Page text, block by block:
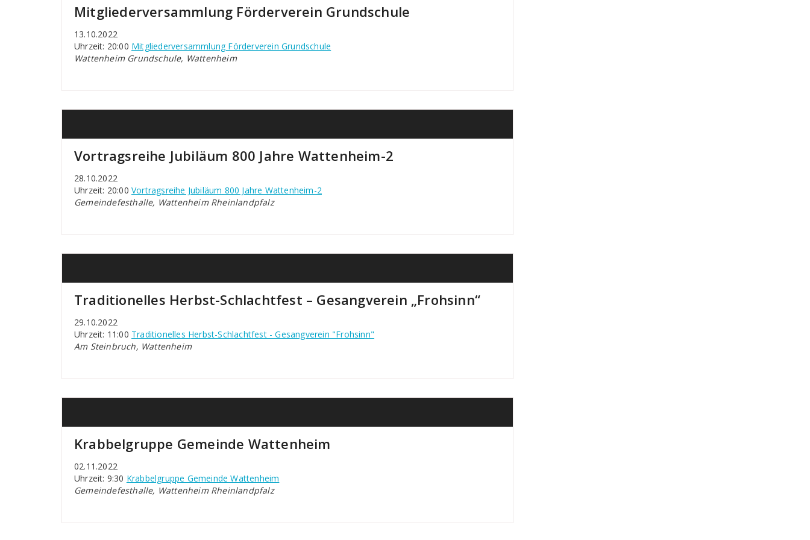
Mitgliederversammlung Förderverein Grundschule
13.10.2022
Uhrzeit: 20:00 Mitgliederversammlung Förderverein Grundschule
Wattenheim Grundschule, Wattenheim
Vortragsreihe Jubiläum 800 Jahre Wattenheim-2
28.10.2022
Uhrzeit: 20:00 Vortragsreihe Jubiläum 800 Jahre Wattenheim-2
Gemeindefesthalle, Wattenheim Rheinlandpfalz
Traditionelles Herbst-Schlachtfest – Gesangverein „Frohsinn“
29.10.2022
Uhrzeit: 11:00 Traditionelles Herbst-Schlachtfest - Gesangverein "Frohsinn"
Am Steinbruch, Wattenheim
Krabbelgruppe Gemeinde Wattenheim
02.11.2022
Uhrzeit: 9:30 Krabbelgruppe Gemeinde Wattenheim
Gemeindefesthalle, Wattenheim Rheinlandpfalz